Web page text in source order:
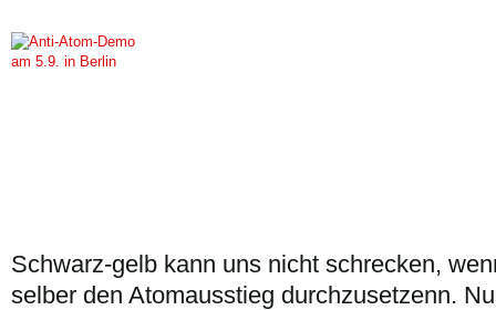
Schwarz-gelb kann uns nicht schrecken,
selber den Atomausstieg durchzusetzenn.